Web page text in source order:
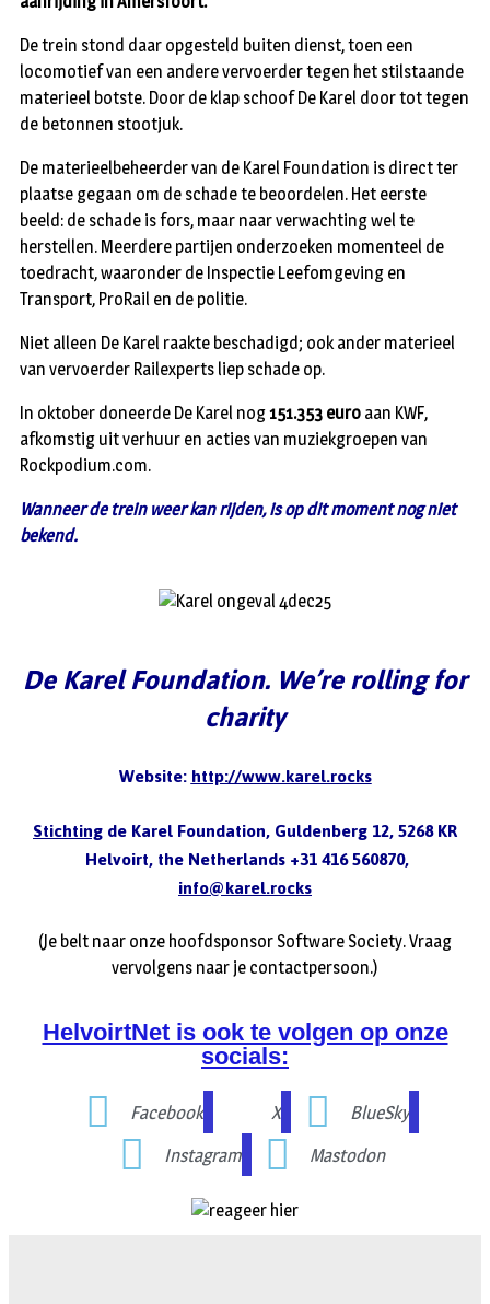
De trein stond daar opgesteld buiten dienst, toen een
locomotief van een andere vervoerder tegen het stilstaande
materieel botste. Door de klap schoof De Karel door tot tegen
de betonnen stootjuk.
De materieelbeheerder van de Karel Foundation is direct ter
plaatse gegaan om de schade te beoordelen. Het eerste
beeld: de schade is fors, maar naar verwachting wel te
herstellen. Meerdere partijen onderzoeken momenteel de
toedracht, waaronder de Inspectie Leefomgeving en
Transport, ProRail en de politie.
Niet alleen De Karel raakte beschadigd; ook ander materieel
van vervoerder Railexperts liep schade op.
In oktober doneerde De Karel nog151.353 euro aan KWF,
afkomstig uit verhuur en acties van muziekgroepen van
Rockpodium.com.
Wanneer de trein weer kan rijden, is op dit moment nog niet
bekend.
De Karel Foundation. We’re rolling for
charity
Website:http://www.karel.rocks
Stichtingde Karel Foundation, Guldenberg 12, 5268 KR
Helvoirt, the Netherlands +31 416 560870,
info@karel.rocks
(Je belt naar onze hoofdsponsor Software Society. Vraag
vervolgens naar je contactpersoon.)
HelvoirtNet is ook te volgen op onze
socials:
Facebook X
BlueSky
Instagram
Mastodon